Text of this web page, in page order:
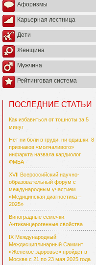
Афоризмы
Карьерная лестница
Дети
Женщина
Мужчина
Рейтинговая система
ПОСЛЕДНИЕ СТАТЬИ
Как избавиться от тошноты за 5
минут
Нет ни боли в груди, ни одышки: 8
признаков «молчаливого»
инфаркта назвала кардиолог
ФМБА
XVII Всероссийский научно-
образовательный форум с
международным участием
«Медицинская диагностика –
2025»
Виноградные семечки:
Антиканцерогенные свойства
IX Международный
Междисциплинарный Саммит
«Женское здоровье» пройдет в
Москве с 21 по 23 мая 2025 года